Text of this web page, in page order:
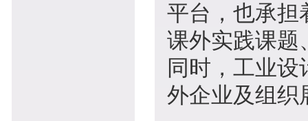
平台，也承担
课外实践课题
同时，工业
外企业及组织